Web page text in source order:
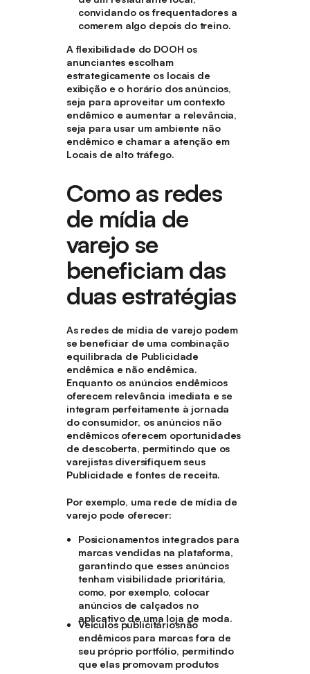
convidando os frequentadores a
comerem algo depois do treino.
A flexibilidade do DOOH os
anunciantes escolham
estrategicamente os locais de
exibição e o horário dos anúncios,
seja para aproveitar um contexto
endêmico e aumentar a relevância,
seja para usar um ambiente não
endêmico e chamar a atenção em
Locais de alto tráfego.
Como as redes
de mídia de
varejo se
beneficiam das
duas estratégias
As redes de mídia de varejo podem
se beneficiar de uma combinação
equilibrada de Publicidade
endêmica e não endêmica.
Enquanto os anúncios endêmicos
oferecem relevância imediata e se
integram perfeitamente à jornada
do consumidor, os anúncios não
endêmicos oferecem oportunidades
de descoberta, permitindo que os
varejistas diversifiquem seus
Publicidade e fontes de receita.
Por exemplo, uma rede de mídia de
varejo pode oferecer:
Posicionamentos integrados para
marcas vendidas na plataforma,
garantindo que esses anúncios
tenham visibilidade prioritária,
como, por exemplo, colocar
anúncios de calçados no
aplicativo de uma loja de moda.
Veículos publicitáriosnão
endêmicospara marcas fora de
seu próprio portfólio, permitindo
que elas promovam produtos